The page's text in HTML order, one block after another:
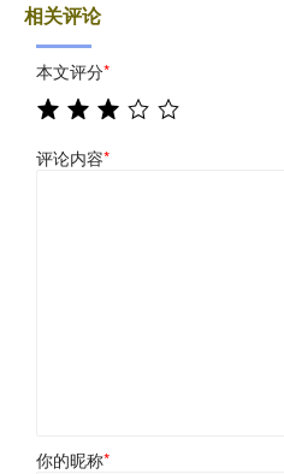
相关评论
本文评分*
评论内容*
你的昵称*